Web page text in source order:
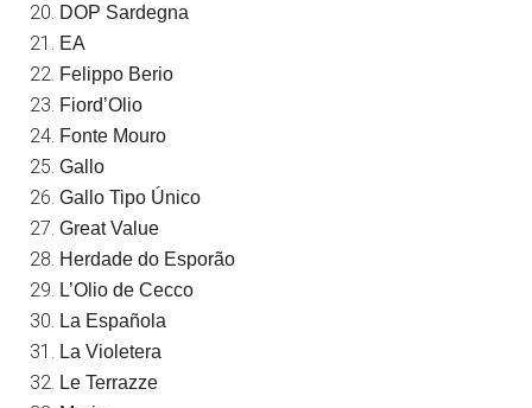
DOP Sardegna
EA
Felippo Berio
Fiord’Olio
Fonte Mouro
Gallo
Gallo Tipo Único
Great Value
Herdade do Esporão
L’Olio de Cecco
La Española
La Violetera
Le Terrazze